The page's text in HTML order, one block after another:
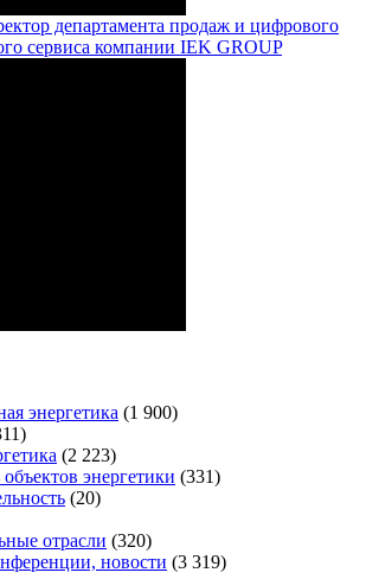
департамента продаж и цифрового
сервиса компании IEK GROUP
энергетика (1 900)
(2 223)
объектов энергетики (331)
(20)
отрасли (320)
новости (3 319)